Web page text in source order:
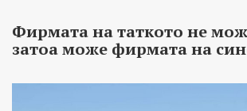
Фирмата на таткото не
затоа може фирмата на